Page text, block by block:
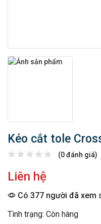
Kéo cắt tole
(0 đánh giá)
Liên hệ
Có 377 người đã xem
Tình trạng: Còn hàng